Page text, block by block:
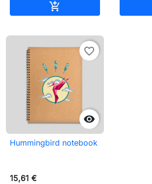


favorite_border
Hummingbird notebook
15,61 €